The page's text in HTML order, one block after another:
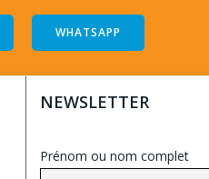
WHATSAPP
NEWSLETTER
Prénom ou nom complet